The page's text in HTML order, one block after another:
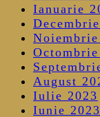
Ianuarie
August
Iulie 2023
Iunie 2023